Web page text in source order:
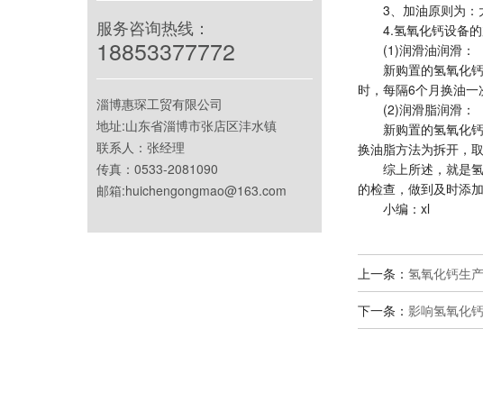
服务咨询热线：
18853377772
淄博惠琛工贸有限公司
地址:山东省淄博市张店区沣水镇
联系人：张经理
传真：0533-2081090
邮箱:huichengongmao@163.com
3、加油原则为：
4.氢氧化钙设备的
(1)润滑油润滑：
新购置的氢氧化钙
时，每隔6个月换油一
(2)润滑脂润滑：
新购置的氢氧化钙
换油脂方法为拆开，
综上所述，就是氢
的检查，做到及时添加
小编：xl
上一条： 氢氧化钙生
下一条： 影响氢氧化